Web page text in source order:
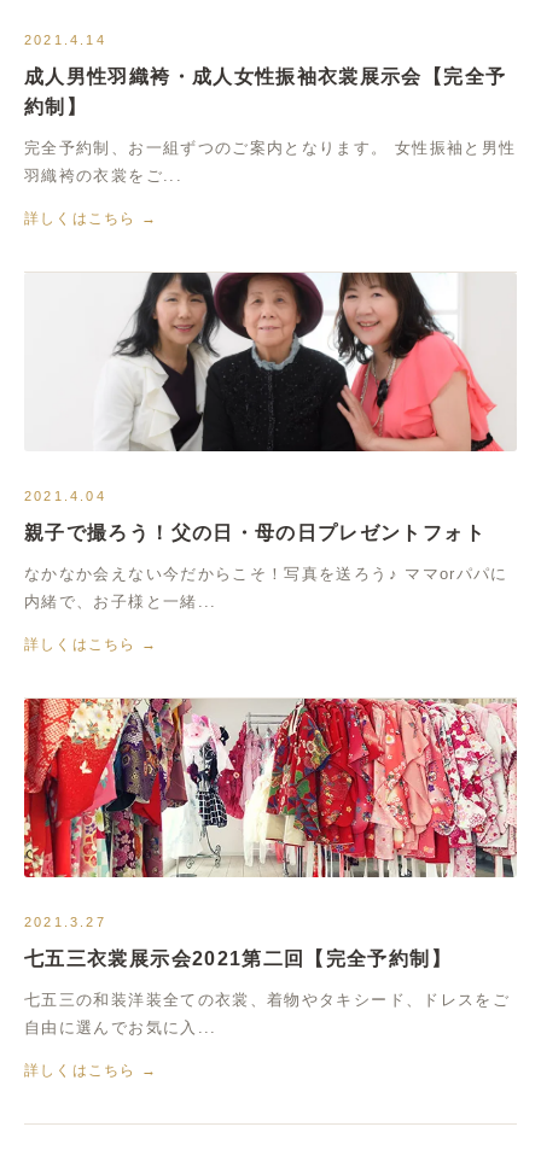
2021.4.14
成人男性羽織袴・成人女性振袖衣裳展示会【完全予
約制】
完全予約制、お一組ずつのご案内となります。 女性振袖と男性
羽織袴の衣裳をご...
詳しくはこちら →
2021.4.04
親子で撮ろう！父の日・母の日プレゼントフォト
なかなか会えない今だからこそ！写真を送ろう♪ ママorパパに
内緒で、お子様と一緒...
詳しくはこちら →
2021.3.27
七五三衣裳展示会2021第二回【完全予約制】
七五三の和装洋装全ての衣裳、着物やタキシード、ドレスをご
自由に選んでお気に入...
詳しくはこちら →